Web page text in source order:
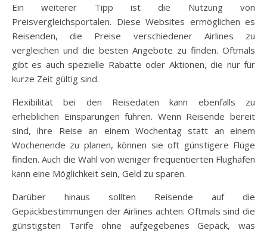
Ein weiterer Tipp ist die Nutzung von
Preisvergleichsportalen. Diese Websites ermöglichen es
Reisenden, die Preise verschiedener Airlines zu
vergleichen und die besten Angebote zu finden. Oftmals
gibt es auch spezielle Rabatte oder Aktionen, die nur für
kurze Zeit gültig sind.
Flexibilität bei den Reisedaten kann ebenfalls zu
erheblichen Einsparungen führen. Wenn Reisende bereit
sind, ihre Reise an einem Wochentag statt an einem
Wochenende zu planen, können sie oft günstigere Flüge
finden. Auch die Wahl von weniger frequentierten Flughäfen
kann eine Möglichkeit sein, Geld zu sparen.
Darüber hinaus sollten Reisende auf die
Gepäckbestimmungen der Airlines achten. Oftmals sind die
günstigsten Tarife ohne aufgegebenes Gepäck, was